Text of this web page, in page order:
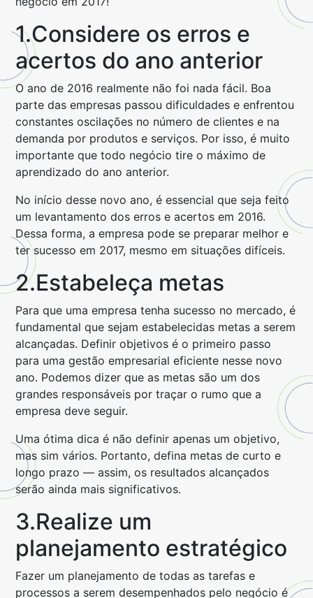
1.Considere os erros e
acertos do ano anterior
O ano de 2016 realmente não foi nada fácil. Boa
parte das empresas passou dificuldades e enfrentou
constantes oscilações no número de clientes e na
demanda por produtos e serviços. Por isso, é muito
importante que todo negócio tire o máximo de
aprendizado do ano anterior.
No início desse novo ano, é essencial que seja feito
um levantamento dos erros e acertos em 2016.
Dessa forma, a empresa pode se preparar melhor e
ter sucesso em 2017, mesmo em situações difíceis.
2.Estabeleça metas
Para que uma empresa tenha sucesso no mercado, é
fundamental que sejam estabelecidas metas a serem
alcançadas. Definir objetivos é o primeiro passo
para uma gestão empresarial eficiente nesse novo
ano. Podemos dizer que as metas são um dos
grandes responsáveis por traçar o rumo que a
empresa deve seguir.
Uma ótima dica é não definir apenas um objetivo,
mas sim vários. Portanto, defina metas de curto e
longo prazo — assim, os resultados alcançados
serão ainda mais significativos.
3.Realize um
planejamento estratégico
Fazer um planejamento de todas as tarefas e
processos a serem desempenhados pelo negócio é